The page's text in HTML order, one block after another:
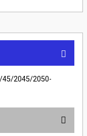
45/2045/2050-